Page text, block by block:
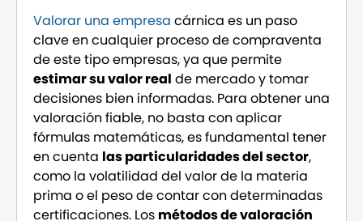
Valorar una empresa cárnica es un paso
clave en cualquier proceso de compraventa
de este tipo empresas, ya que permite
estimar su valor real de mercado y tomar
decisiones bien informadas. Para obtener una
valoración fiable, no basta con aplicar
fórmulas matemáticas, es fundamental tener
en cuenta las particularidades del sector,
como la volatilidad del valor de la materia
prima o el peso de contar con determinadas
certificaciones. Los métodos de valoración